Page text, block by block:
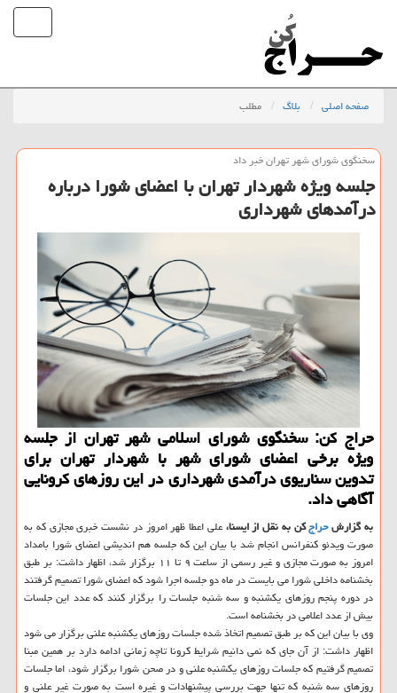
صفحه اصلی بلاگ مطلب
سخنگوی شورای شهر تهران خبر داد
جلسه ویژه شهردار تهران با اعضای شورا درباره
درآمدهای شهرداری
حراج كن: سخنگوی شورای اسلامی شهر تهران از جلسه
ویژه برخی اعضای شورای شهر با شهردار تهران برای
تدوین سناریوی درآمدی شهرداری در این روزهای كرونایی
آگاهی داد.
به گزارشحراجكن به نقل از ایسنا،علی اعطا ظهر امروز در نشست خبری مجازی كه به
صورت ویدئو كنفرانس انجام شد با بیان این كه جلسه هم اندیشی اعضای شورا بامداد
امروز به صورت مجازی و غیر رسمی از ساعت ۹ تا ۱۱ برگزار شد، اظهار داشت: بر طبق
بخشنامه داخلی شورا می بایست در ماه دو جلسه اجرا شود كه اعضای شورا تصمیم گرفتند
در دوره پنجم روزهای یكشنبه و سه شنبه جلسات را برگزار كنند كه عدد این جلسات
بیش از عدد اعلامی در بخشنامه است.
وی با بیان این كه بر طبق تصمیم اتخاذ شده جلسات روزهای یكشنبه علنی برگزار می شود
اظهار داشت: از آن جای كه نمی دانیم شرایط كرونا تاچه زمانی ادامه دارد بر همین مبنا
تصمیم گرفتیم كه جلسات روزهای یكشنبه علنی و در صحن شورا برگزار شود، اما جلسات
روزهای سه شنبه كه تنها جهت بررسی پیشنهادات و غیره است به صورت غیر علنی و